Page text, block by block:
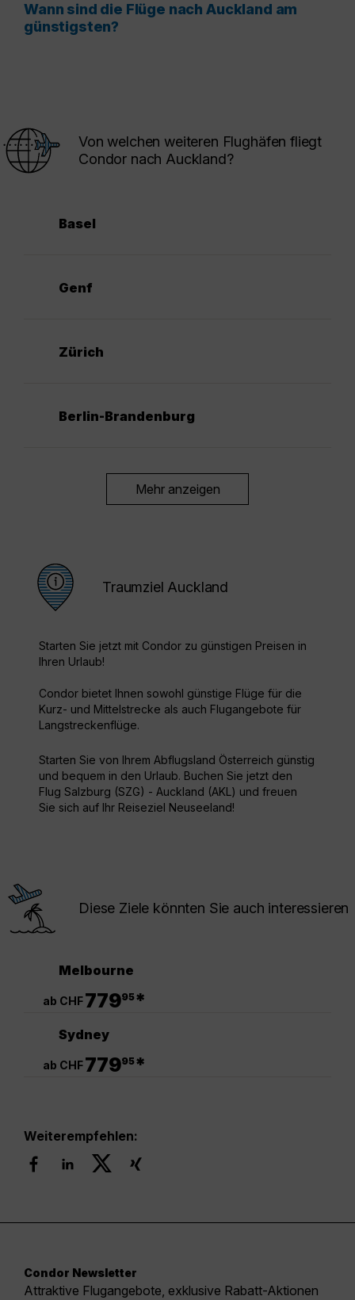
Wann sind die Flüge nach Auckland am
günstigsten?
Von welchen weiteren Flughäfen fliegt
Condor nach Auckland?
Basel
Genf
Zürich
Berlin-Brandenburg
Mehr anzeigen
Traumziel Auckland
Starten Sie jetzt mit Condor zu günstigen Preisen in
Ihren Urlaub!
Condor bietet Ihnen sowohl günstige Flüge für die
Kurz- und Mittelstrecke als auch Flugangebote für
Langstreckenflüge.
Starten Sie von Ihrem Abflugsland Österreich günstig
und bequem in den Urlaub. Buchen Sie jetzt den
Flug Salzburg (SZG) - Auckland (AKL) und freuen
Sie sich auf Ihr Reiseziel Neuseeland!
Diese Ziele könnten Sie auch interessieren
Melbourne
ab CHF77995*
Sydney
ab CHF77995*
Weiterempfehlen:
Condor Newsletter
Attraktive Flugangebote, exklusive Rabatt-Aktionen